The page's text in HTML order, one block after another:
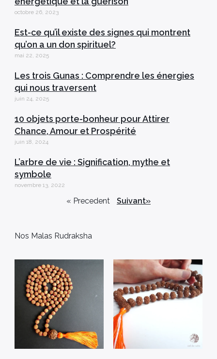
octobre 26, 2023
Est-ce qu’il existe des signes qui montrent
qu’on a un don spirituel?
mai 22, 2025
Les trois Gunas : Comprendre les énergies
qui nous traversent
juin 24, 2025
10 objets porte-bonheur pour Attirer
Chance, Amour et Prospérité
juin 18, 2024
L’arbre de vie : Signification, mythe et
symbole
novembre 13, 2022
« Precedent Suivant»
Nos Malas Rudraksha